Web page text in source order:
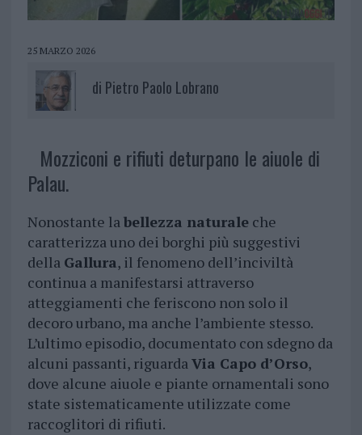
25 MARZO 2026
di Pietro Paolo Lobrano
Mozziconi e rifiuti deturpano le aiuole di
Palau.
Nonostante labellezza naturaleche
caratterizza uno dei borghi più suggestivi
della Gallura, il fenomeno dell’inciviltà
continua a manifestarsi attraverso
atteggiamenti che feriscono non solo il
decoro urbano, ma anche l’ambiente stesso.
L’ultimo episodio, documentato con sdegno da
alcuni passanti, riguardaVia Capo d’Orso,
dove alcune aiuole e piante ornamentali sono
state sistematicamente utilizzate come
raccoglitori di rifiuti.